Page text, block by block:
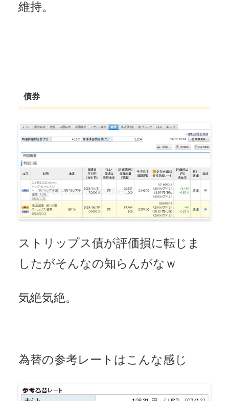
維持。
債券
ストリップス債が評価損に転じま
したがそんなの知らんがなｗ
気絶気絶。
為替の参考レートはこんな感じ